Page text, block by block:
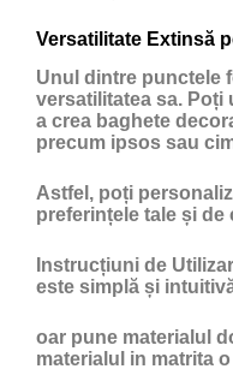
Versatilitate Extinsă
Unul dintre punctele
versatilitatea sa. Poți
a crea baghete
precum ipsos sau
Astfel, poți
preferințele tale și
Instrucțiuni de
este simplă și
oar pune materialul
materialul in matrita